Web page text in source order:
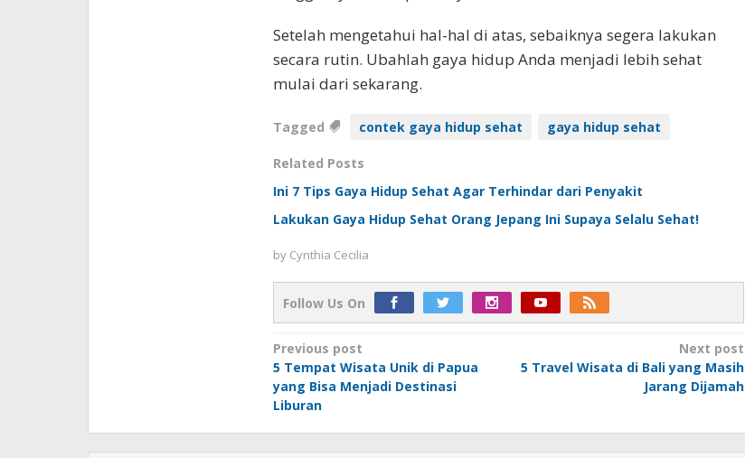
Setelah mengetahui hal-hal di atas, sebaiknya segera lakukan
secara rutin. Ubahlah gaya hidup Anda menjadi lebih sehat
mulai dari sekarang.
Tagged contek gaya hidup sehat gaya hidup sehat
Related Posts
Ini 7 Tips Gaya Hidup Sehat Agar Terhindar dari Penyakit
Lakukan Gaya Hidup Sehat Orang Jepang Ini Supaya Selalu Sehat!
by Cynthia Cecilia
Follow Us On
Post
navigation
Previous post
5 Tempat Wisata Unik di Papua
yang Bisa Menjadi Destinasi
Liburan
Next post
5 Travel Wisata di Bali yang Masih
Jarang Dijamah